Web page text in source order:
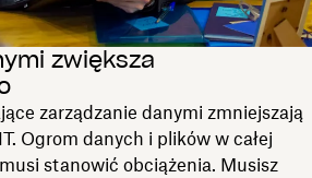
zwiększa
zarządzanie danymi zmniejszają
Ogrom danych i plików w całej
stanowić obciążenia. Musisz